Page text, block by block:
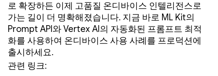
로 확장하든 이제 고품질 온디바이스 인텔리전스로
가는 길이 더 명확해졌습니다. 지금 바로 ML Kit의
Prompt API와 Vertex AI의 자동화된 프롬프트 최적
화를 사용하여 온디바이스 사용 사례를 프로덕션에
출시하세요.
관련 링크: